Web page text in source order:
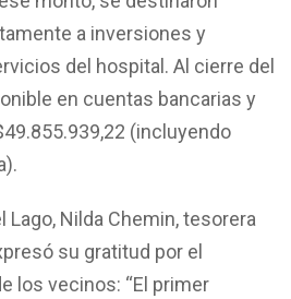
a inversiones y
del hospital. Al cierre del
en cuentas bancarias y
(incluyendo
Lago, Nilda Chemin, tesorera
su gratitud por el
los vecinos: “El primer